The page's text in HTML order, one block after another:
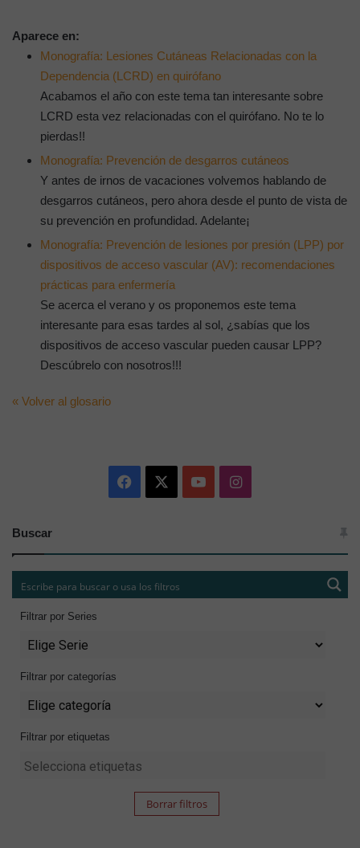
Aparece en:
Monografía: Lesiones Cutáneas Relacionadas con la
Dependencia (LCRD) en quirófano
Acabamos el año con este tema tan interesante sobre
LCRD esta vez relacionadas con el quirófano. No te lo
pierdas!!
Monografía: Prevención de desgarros cutáneos
Y antes de irnos de vacaciones volvemos hablando de
desgarros cutáneos, pero ahora desde el punto de vista de
su prevención en profundidad. Adelante¡
Monografía: Prevención de lesiones por presión (LPP) por
dispositivos de acceso vascular (AV): recomendaciones
prácticas para enfermería
Se acerca el verano y os proponemos este tema
interesante para esas tardes al sol, ¿sabías que los
dispositivos de acceso vascular pueden causar LPP?
Descúbrelo con nosotros!!!
« Volver al glosario
Facebook YouTubeInstagram
Buscar
Filtrar por Series
Filtrar por categorías
Filtrar por etiquetas
Borrar filtros